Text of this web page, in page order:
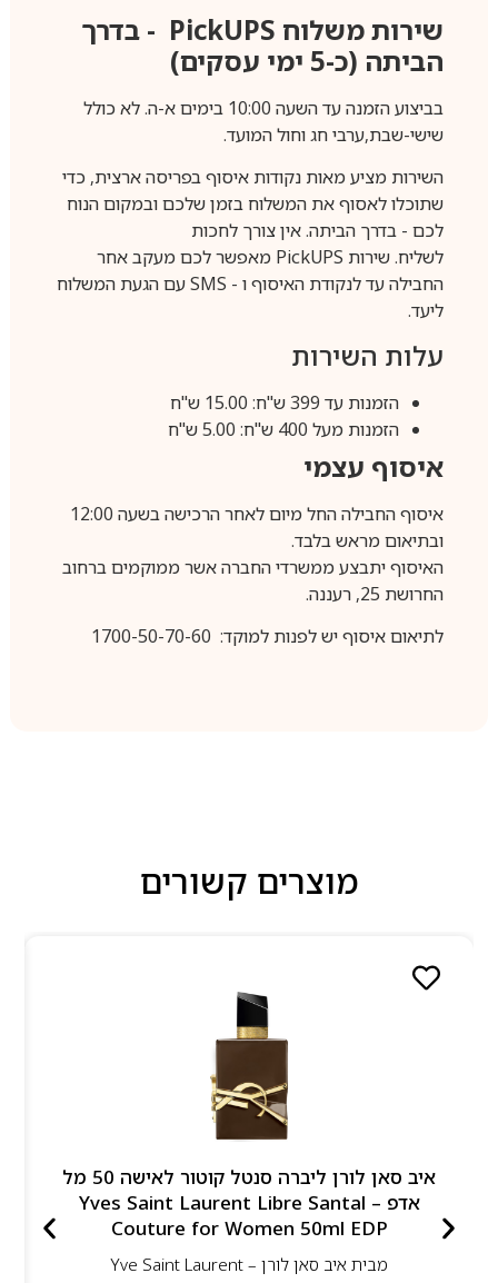
שירות משלוח PickUPS- בדרך
הביתה (כ-5 ימי עסקים)
בביצוע הזמנה עד השעה 10:00 בימים א-ה. לא כולל
שישי-שבת,ערבי חג וחול המועד.
השירות מציע מאות נקודות איסוף בפריסה ארצית, כדי
שתוכלו לאסוף את המשלוח בזמן שלכם ובמקום הנוח
לכם - בדרך הביתה. אין צורך לחכות
לשליח. שירות PickUPSמאפשר לכם מעקב אחר
החבילה עד לנקודת האיסוף ו - SMSעם הגעת המשלוח
ליעד.
עלות השירות
הזמנות עד 399 ש"ח: 15.00 ש"ח
הזמנות מעל 400 ש"ח: 5.00 ש"ח
איסוף עצמי
איסוף החבילה החל מיום לאחר הרכישה בשעה 12:00
ובתיאום מראש בלבד.
האיסוף יתבצע ממשרדי החברה אשר ממוקמים ברחוב
החרושת 25, רעננה.
לתיאום איסוף יש לפנות למוקד: 1700-50-70-60
מוצרים קשורים
איב סאן לורן ליברה סנטל קוטור לאישה 50 מל
אדפ – Yves Saint Laurent Libre Santal
Couture for Women 50ml EDP
מבית איב סאן לורן – Yve Saint Laurent